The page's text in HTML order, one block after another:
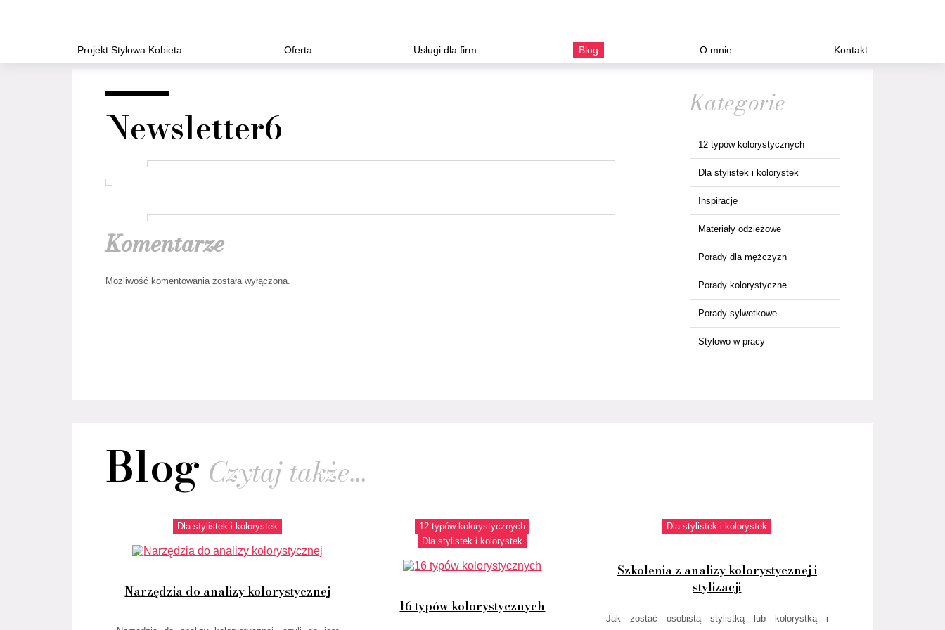
Projekt Stylowa Kobieta Oferta Usługi dla firm Blog O mnie Kontakt
Newsletter6
Komentarze
Możliwość komentowania została wyłączona.
Kategorie
12 typów kolorystycznych
Dla stylistek i kolorystek
Inspiracje
Materiały odzieżowe
Porady dla mężczyzn
Porady kolorystyczne
Porady sylwetkowe
Stylowo w pracy
Blog Czytaj także...
Dla stylistek i kolorystek
Narzędzia do analizy kolorystycznej
12 typów kolorystycznych
Dla stylistek i kolorystek
16 typów kolorystycznych
Dla stylistek i kolorystek
Szkolenia z analizy kolorystycznej i
stylizacji
Jak zostać osobistą stylistką lub kolorystką i